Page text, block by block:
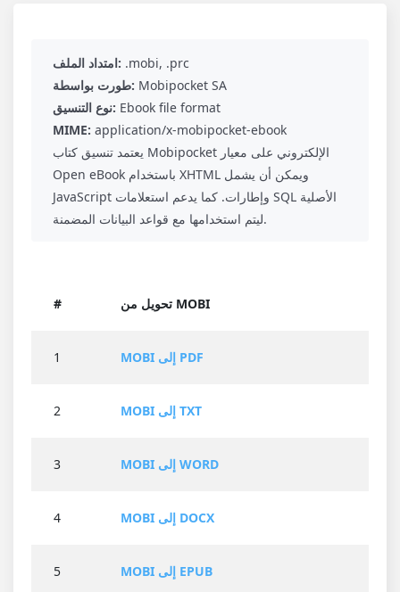
امتداد الملف: .mobi, .prc
طورت بواسطة: Mobipocket SA
نوع التنسيق: Ebook file format
MIME: application/x-mobipocket-ebook
يعتمد تنسيق كتاب Mobipocket الإلكتروني على معيار
Open eBook باستخدام XHTML ويمكن أن يشمل
JavaScript وإطارات. كما يدعم استعلامات SQL الأصلية
ليتم استخدامها مع قواعد البيانات المضمنة.
# تحويل من MOBI
1 MOBI إلى PDF
2 MOBI إلى TXT
3 MOBI إلى WORD
4 MOBI إلى DOCX
5 MOBI إلى EPUB